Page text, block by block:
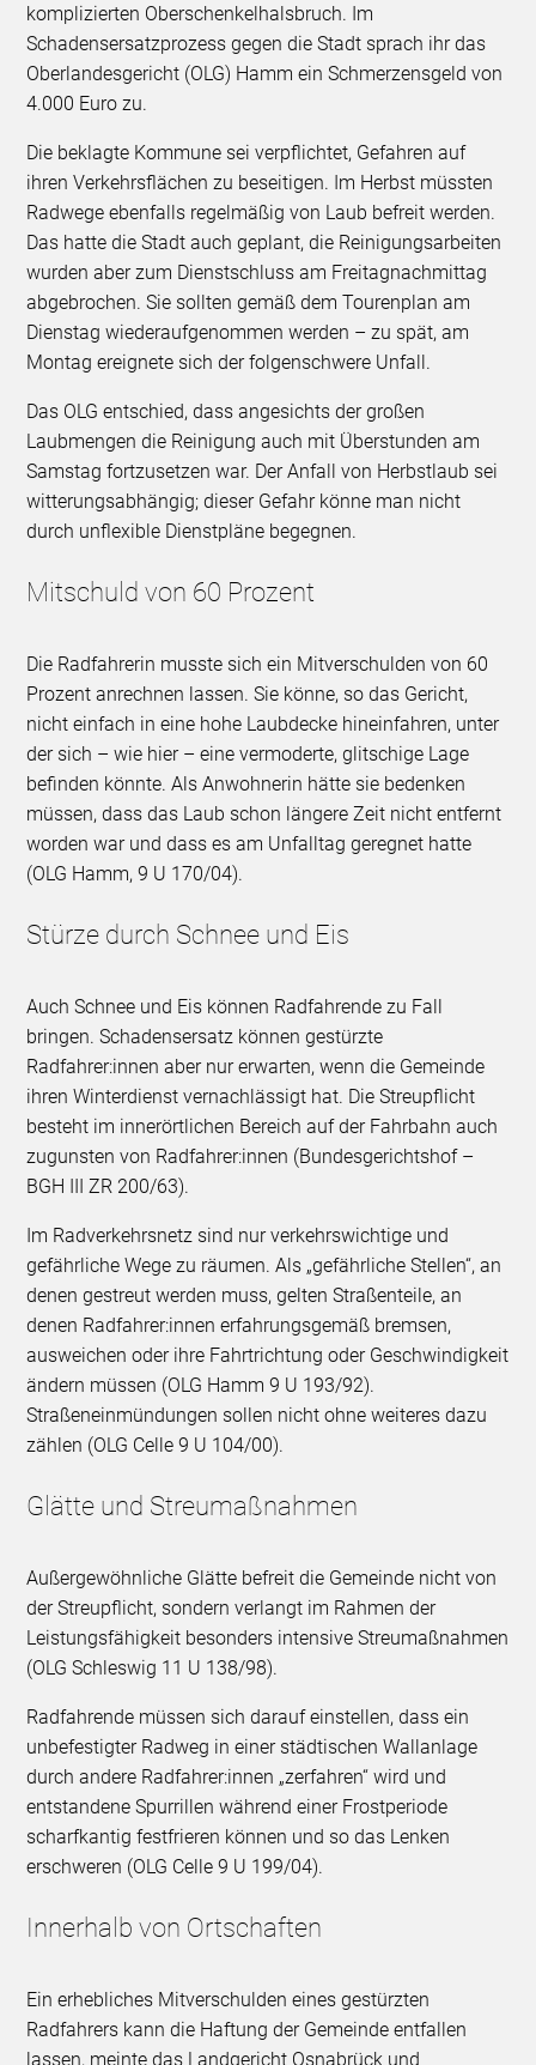
komplizierten Oberschenkelhalsbruch. Im
Schadensersatzprozess gegen die Stadt sprach ihr das
Oberlandesgericht (OLG) Hamm ein Schmerzensgeld von
4.000 Euro zu.
Die beklagte Kommune sei verpflichtet, Gefahren auf
ihren Verkehrsflächen zu beseitigen. Im Herbst müssten
Radwege ebenfalls regelmäßig von Laub befreit werden.
Das hatte die Stadt auch geplant, die Reinigungsarbeiten
wurden aber zum Dienstschluss am Freitagnachmittag
abgebrochen. Sie sollten gemäß dem Tourenplan am
Dienstag wiederaufgenommen werden – zu spät, am
Montag ereignete sich der folgenschwere Unfall.
Das OLG entschied, dass angesichts der großen
Laubmengen die Reinigung auch mit Überstunden am
Samstag fortzusetzen war. Der Anfall von Herbstlaub sei
witterungsabhängig; dieser Gefahr könne man nicht
durch unflexible Dienstpläne begegnen.
Mitschuld von 60 Prozent
Die Radfahrerin musste sich ein Mitverschulden von 60
Prozent anrechnen lassen. Sie könne, so das Gericht,
nicht einfach in eine hohe Laubdecke hineinfahren, unter
der sich – wie hier – eine vermoderte, glitschige Lage
befinden könnte. Als Anwohnerin hätte sie bedenken
müssen, dass das Laub schon längere Zeit nicht entfernt
worden war und dass es am Unfalltag geregnet hatte
(OLG Hamm, 9 U 170/04).
Stürze durch Schnee und Eis
Auch Schnee und Eis können Radfahrende zu Fall
bringen. Schadensersatz können gestürzte
Radfahrer:innen aber nur erwarten, wenn die Gemeinde
ihren Winterdienst vernachlässigt hat. Die Streupflicht
besteht im innerörtlichen Bereich auf der Fahrbahn auch
zugunsten von Radfahrer:innen (Bundesgerichtshof –
BGH III ZR 200/63).
Im Radverkehrsnetz sind nur verkehrswichtige und
gefährliche Wege zu räumen. Als „gefährliche Stellen“, an
denen gestreut werden muss, gelten Straßenteile, an
denen Radfahrer:innen erfahrungsgemäß bremsen,
ausweichen oder ihre Fahrtrichtung oder Geschwindigkeit
ändern müssen (OLG Hamm 9 U 193/92).
Straßeneinmündungen sollen nicht ohne weiteres dazu
zählen (OLG Celle 9 U 104/00).
Glätte und Streumaßnahmen
Außergewöhnliche Glätte befreit die Gemeinde nicht von
der Streupflicht, sondern verlangt im Rahmen der
Leistungsfähigkeit besonders intensive Streumaßnahmen
(OLG Schleswig 11 U 138/98).
Radfahrende müssen sich darauf einstellen, dass ein
unbefestigter Radweg in einer städtischen Wallanlage
durch andere Radfahrer:innen „zerfahren“ wird und
entstandene Spurrillen während einer Frostperiode
scharfkantig festfrieren können und so das Lenken
erschweren (OLG Celle 9 U 199/04).
Innerhalb von Ortschaften
Ein erhebliches Mitverschulden eines gestürzten
Radfahrers kann die Haftung der Gemeinde entfallen
lassen, meinte das Landgericht Osnabrück und